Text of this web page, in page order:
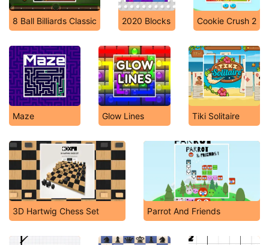
8 Ball Billiards Classic 2020 Blocks Cookie Crush 2
Maze Glow Lines Tiki Solitaire
3D Hartwig Chess Set Parrot And Friends